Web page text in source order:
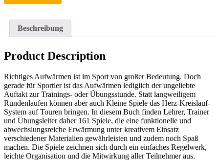
Beschreibung
Product Description
Richtiges Aufwärmen ist im Sport von großer Bedeutung. Doch
gerade für Sportler ist das Aufwärmen lediglich der ungeliebte
Auftakt zur Trainings- oder Übungsstunde. Statt langweiligem
Rundenlaufen können aber auch Kleine Spiele das Herz-Kreislauf-
System auf Touren bringen. In diesem Buch finden Lehrer, Trainer
und Übungsleiter daher 161 Spiele, die eine funktionelle und
abwechslungsreiche Erwärmung unter kreativem Einsatz
verschiedener Materialien gewährleisten und zudem noch Spaß
machen. Die Spiele zeichnen sich durch ein einfaches Regelwerk,
leichte Organisation und die Mitwirkung aller Teilnehmer aus.